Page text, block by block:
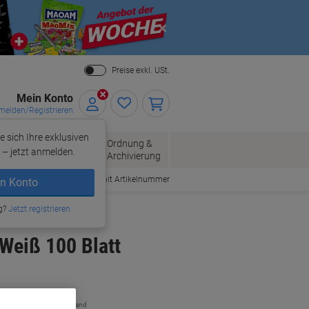
Close
Preise exkl. USt.
Mein Konto
Registrieren
sich Ihre exklusiven
jetzt anmelden.
Konto
Jetzt registrieren
Bürobedarf
Ordnung &
Archivierung
Bestellen mit Artikelnummer
100 Blatt
zzgl. Versand